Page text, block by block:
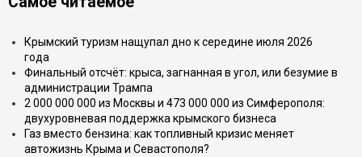
Крымский туризм нащупал дно к середине июля 2026
года
Финальный отсчёт: крыса, загнанная в угол, или безумие в
администрации Трампа
2 000 000 000 из Москвы и 473 000 000 из Симферополя:
двухуровневая поддержка крымского бизнеса
Газ вместо бензина: как топливный кризис меняет
автожизнь Крыма и Севастополя?